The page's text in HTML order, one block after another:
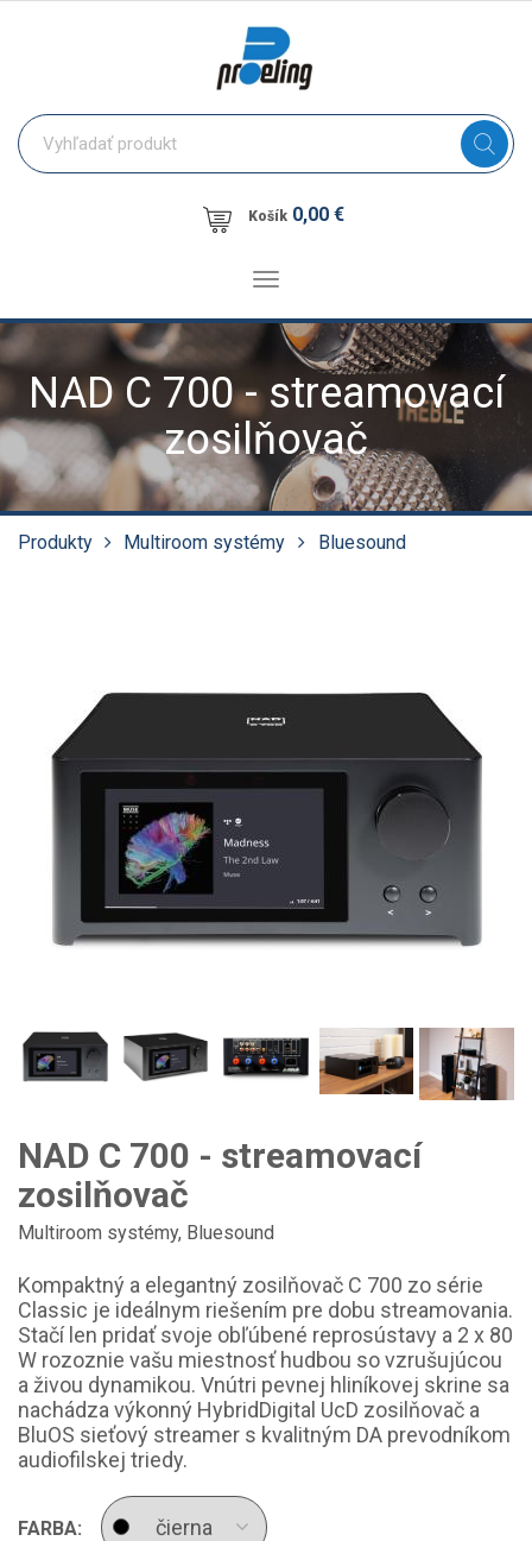
Košík 0,00 €
Toggle
NAD C 700 - streamovací
zosilňovač
Produkty Multiroom systémy Bluesound
NAD C 700 - streamovací
zosilňovač
Multiroom systémy, Bluesound
Kompaktný a elegantný zosilňovač C 700 zo série
Classic je ideálnym riešením pre dobu streamovania.
Stačí len pridať svoje obľúbené reprosústavy a 2 x 80
W rozoznie vašu miestnosť hudbou so vzrušujúcou
a živou dynamikou. Vnútri pevnej hliníkovej skrine sa
nachádza výkonný HybridDigital UcD zosilňovač a
BluOS sieťový streamer s kvalitným DA prevodníkom
audiofilskej triedy.
FARBA: